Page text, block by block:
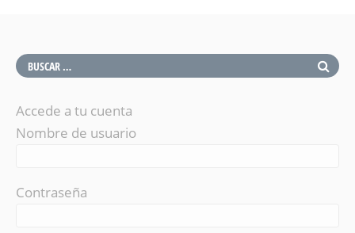
Accede a tu cuenta
Nombre de usuario
Contraseña